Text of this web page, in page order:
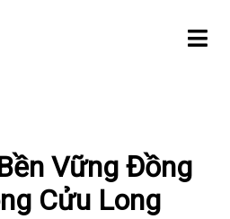
Vững Đồng
Cửu Long